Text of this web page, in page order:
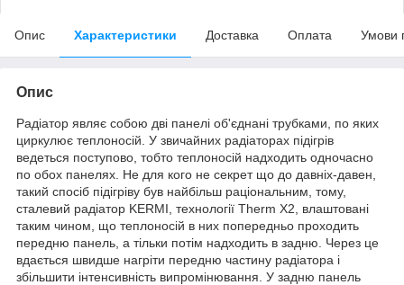
Опис Характеристики Доставка Оплата Умови
Опис
Радіатор являє собою дві панелі об'єднані трубками, по яких
циркулює теплоносій. У звичайних радіаторах підігрів
ведеться поступово, тобто теплоносій надходить одночасно
по обох панелях. Не для кого не секрет що до давніх-давен,
такий спосіб підігріву був найбільш раціональним, тому,
сталевий радіатор KERMI, технології Therm X2, влаштовані
таким чином, що теплоносій в них попередньо проходить
передню панель, а тільки потім надходить в задню. Через це
вдається швидше нагріти передню частину радіатора і
збільшити інтенсивність випромінювання. У задню панель